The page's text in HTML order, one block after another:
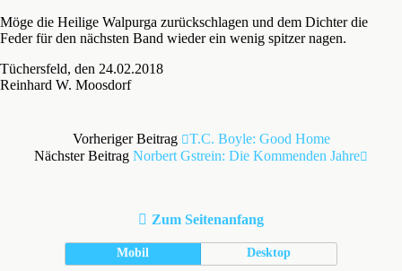
Möge die Heilige Walpurga zurückschlagen und dem Dichter die
Feder für den nächsten Band wieder ein wenig spitzer nagen.
Tüchersfeld, den 24.02.2018
Reinhard W. Moosdorf
Vorheriger Beitrag
T.C. Boyle: Good Home
Nächster Beitrag Norbert Gstrein: Die Kommenden Jahre
Zum Seitenanfang
Mobil Desktop